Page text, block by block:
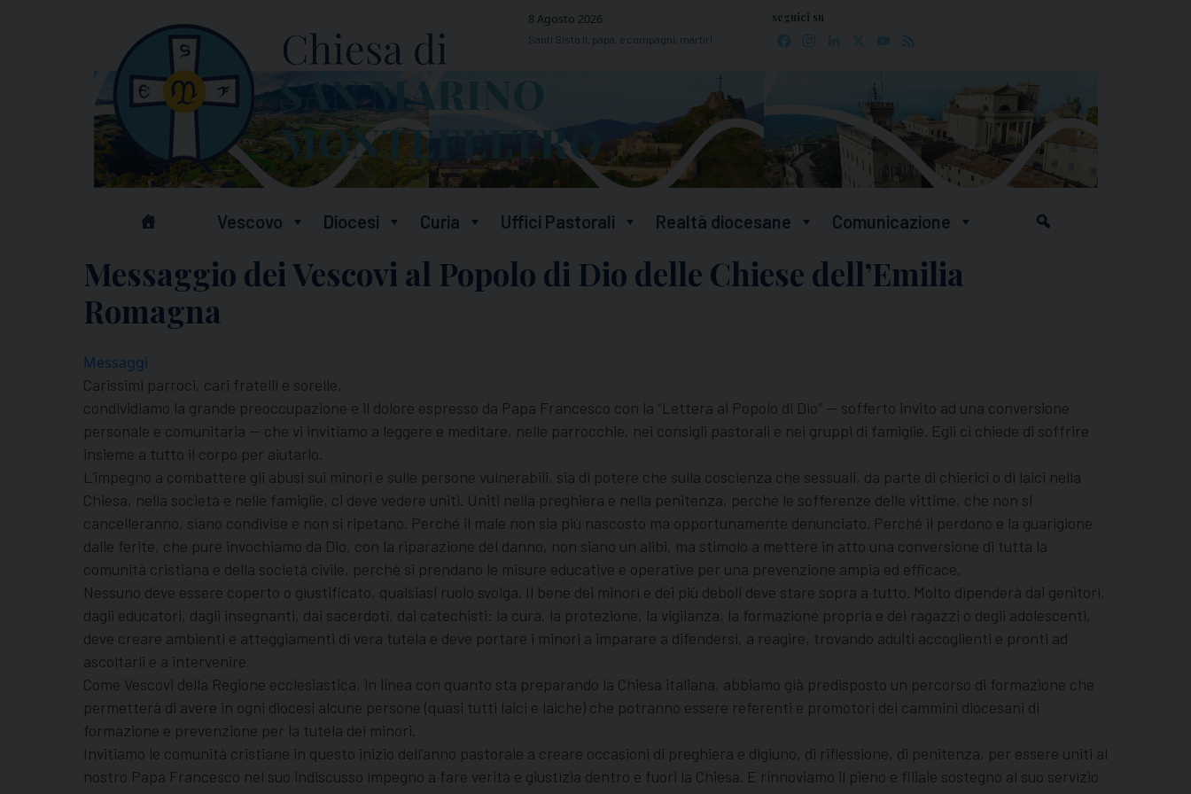
8 Agosto 2026
Santi Sisto II, papa, e compagni, martiri
seguici su
Facebook
Instagram
LinkedIn YouTube
Vescovo Diocesi Curia Uffici Pastorali Realtà diocesane Comunicazione
Messaggio dei Vescovi al Popolo di Dio delle Chiese dell’Emilia
Romagna
Messaggi
Carissimi parroci, cari fratelli e sorelle,
condividiamo la grande preoccupazione e il dolore espresso da Papa Francesco con la “Lettera al Popolo di Dio” — sofferto invito ad una conversione
personale e comunitaria — che vi invitiamo a leggere e meditare, nelle parrocchie, nei consigli pastorali e nei gruppi di famiglie. Egli ci chiede di soffrire
insieme a tutto il corpo per aiutarlo.
L’impegno a combattere gli abusi sui minori e sulle persone vulnerabili, sia di potere che sulla coscienza che sessuali, da parte di chierici o di laici nella
Chiesa, nella società e nelle famiglie, ci deve vedere uniti. Uniti nella preghiera e nella penitenza, perché le sofferenze delle vittime, che non si
cancelleranno, siano condivise e non si ripetano. Perché il male non sia più nascosto ma opportunamente denunciato. Perché il perdono e la guarigione
dalle ferite, che pure invochiamo da Dio, con la riparazione del danno, non siano un alibi, ma stimolo a mettere in atto una conversione di tutta la
comunità cristiana e della società civile, perché si prendano le misure educative e operative per una prevenzione ampia ed efficace.
Nessuno deve essere coperto o giustificato, qualsiasi ruolo svolga. Il bene dei minori e dei più deboli deve stare sopra a tutto. Molto dipenderà dai genitori,
dagli educatori, dagli insegnanti, dai sacerdoti, dai catechisti: la cura, la protezione, la vigilanza, la formazione propria e dei ragazzi o degli adolescenti,
deve creare ambienti e atteggiamenti di vera tutela e deve portare i minori a imparare a difendersi, a reagire, trovando adulti accoglienti e pronti ad
ascoltarli e a intervenire.
Come Vescovi della Regione ecclesiastica, in linea con quanto sta preparando la Chiesa italiana, abbiamo già predisposto un percorso di formazione che
permetterà di avere in ogni diocesi alcune persone (quasi tutti laici e laiche) che potranno essere referenti e promotori dei cammini diocesani di
formazione e prevenzione per la tutela dei minori.
Invitiamo le comunità cristiane in questo inizio dell’anno pastorale a creare occasioni di preghiera e digiuno, di riflessione, di penitenza, per essere uniti al
nostro Papa Francesco nel suo indiscusso impegno a fare verità e giustizia dentro e fuori la Chiesa. E rinnoviamo il pieno e filiale sostegno al suo servizio